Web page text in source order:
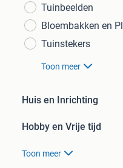
Tuinbeelden
Bloembakken en
Tuinstekers
Toon meer
Huis en Inrichting
Hobby en Vrije tijd
Toon meer